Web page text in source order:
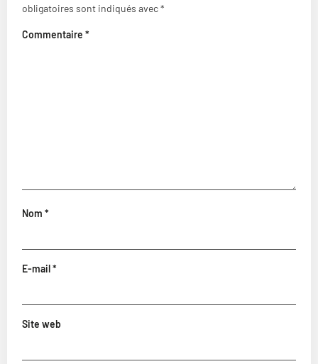
obligatoires sont indiqués avec*
Commentaire *
Nom *
E-mail*
Site web